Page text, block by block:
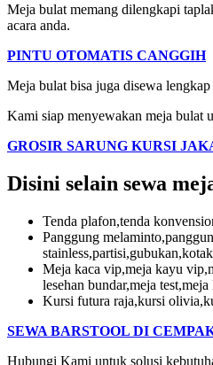
Meja bulat memang dilengkapi
acara anda.
PINTU OTOMATIS CANGGIH
Meja bulat bisa juga disewa
Kami siap menyewakan meja bulat
GROSIR SARUNG KURSI
Disini selain sewa
Tenda plafon,tenda
Panggung
Meja kaca vip,meja kayu
lesehan bundar,meja
Kursi futura raja,kursi
SEWA BARSTOOL DI
Hubungi Kami untuk solusi